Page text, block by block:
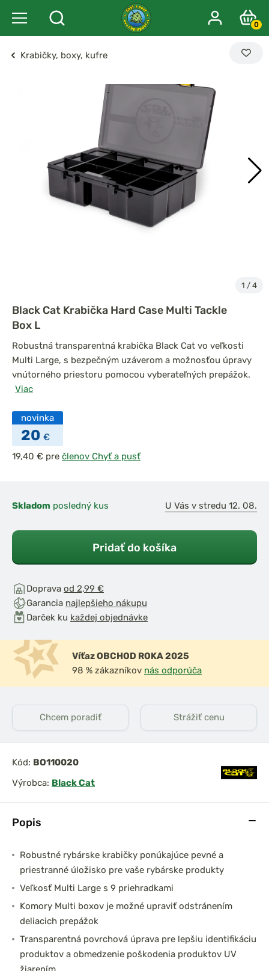
0
Krabičky, boxy, kufre
1 / 4
Popis
Robustné rybárske krabičky ponúkajúce pevné a
priestranné úložisko pre vaše rybárske produkty
Veľkosť Multi Large s 9 priehradkami
Komory Multi boxov je možné upraviť odstránením
deliacich prepážok
Transparentná povrchová úprava pre lepšiu identifikáciu
produktov a obmedzenie poškodenia produktov UV
Black Cat Krabička Hard Case Multi Tackle
Box L
Robustná transparentná krabička Black Cat vo veľkosti
Multi Large, s bezpečným uzáverom a možnosťou úpravy
vnútorného priestoru pomocou vyberateľných prepážok.
Viac
novinka
20 €
pre členov Chyť a pusť
Skladom posledný kus U Vás v stredu 12. 08.
Pridať do košíka
Doprava od 2,99 €
Garancia najlepšieho nákupu
Darček ku každej objednávke
Víťaz OBCHOD ROKA 2025
98 % zákazníkov nás odporúča
Chcem poradiť Strážiť cenu
Kód: BO110020
Výrobca: Black Cat